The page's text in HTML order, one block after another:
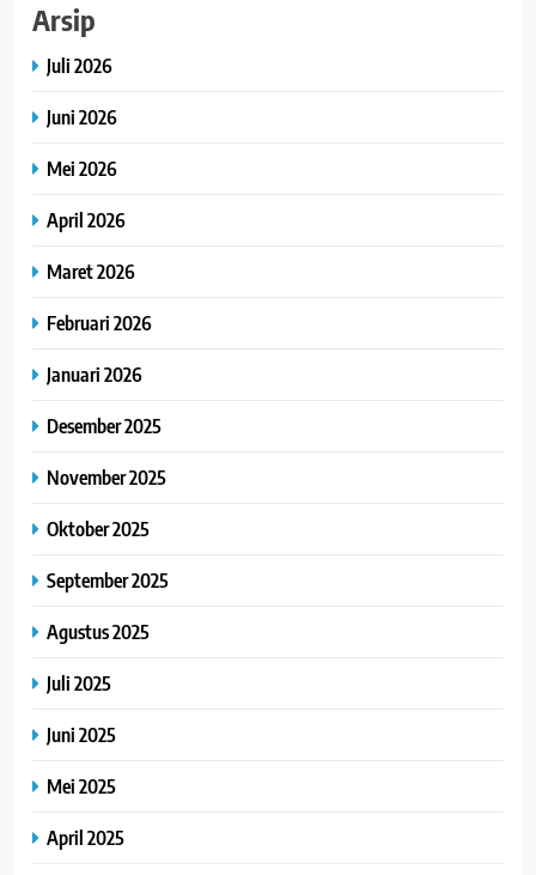
Arsip
Juli 2026
Juni 2026
Mei 2026
April 2026
Maret 2026
Februari 2026
Januari 2026
Desember 2025
November 2025
Oktober 2025
September 2025
Agustus 2025
Juli 2025
Juni 2025
Mei 2025
April 2025